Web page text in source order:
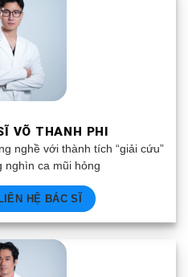
VÕ THANH PHI
nghề với thành tích “giải cứu”
nghìn ca mũi hỏng
HỆ BÁC SĨ